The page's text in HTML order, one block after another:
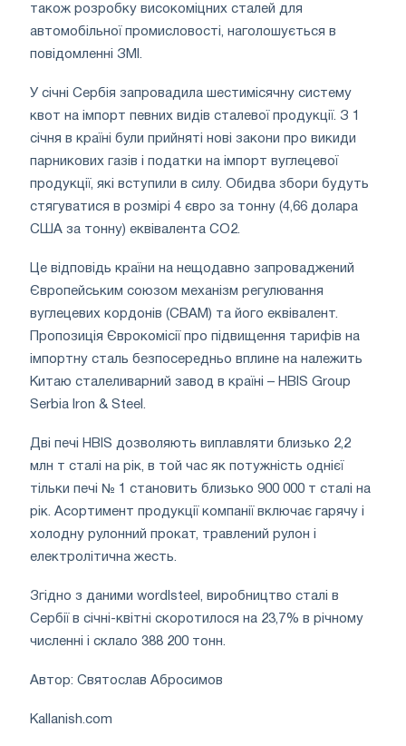
також розробку високоміцних сталей для
автомобільної промисловості, наголошується в
повідомленні ЗМІ.
У січні Сербія запровадила шестимісячну систему
квот на імпорт певних видів сталевої продукції. З 1
січня в країні були прийняті нові закони про викиди
парникових газів і податки на імпорт вуглецевої
продукції, які вступили в силу. Обидва збори будуть
стягуватися в розмірі 4 євро за тонну (4,66 долара
США за тонну) еквівалента CO2.
Це відповідь країни на нещодавно запроваджений
Європейським союзом механізм регулювання
вуглецевих кордонів (CBAM) та його еквівалент.
Пропозиція Єврокомісії про підвищення тарифів на
імпортну сталь безпосередньо вплине на належить
Китаю сталеливарний завод в країні – HBIS Group
Serbia Iron & Steel.
Дві печі HBIS дозволяють виплавляти близько 2,2
млн т сталі на рік, в той час як потужність однієї
тільки печі № 1 становить близько 900 000 т сталі на
рік. Асортимент продукції компанії включає гарячу і
холодну рулонний прокат, травлений рулон і
електролітична жесть.
Згідно з даними wordlsteel, виробництво сталі в
Сербії в січні-квітні скоротилося на 23,7% в річному
численні і склало 388 200 тонн.
Автор: Святослав Абросимов
Kallanish.com